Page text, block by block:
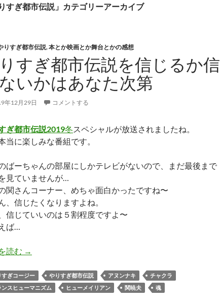
りすぎ都市伝説」カテゴリーアーカイブ
りすぎ都市伝説,本とか映画とか舞台とかの感想
すぎ都市伝説を信じるか信
いかはあなた次第
年12月29日 コメントする
ぎ都市伝説2019冬スペシャルが放送されましたね。
当に楽しみな番組です。
ばーちゃんの部屋にしかテレビがないので、まだ最後まで
見ていませんが…
関さんコーナー、めちゃ面白かったですね〜
、信じたくなりますよね。
信じていいのは５割程度ですよ〜
ば…
読む やりすぎ都市伝説を信じるか信じないかはあなた次第
→
すぎコージー やりすぎ都市伝説 アヌンナキ
チャクラ
ンスヒューマニズム
ヒューメイリアン 関暁夫 魂